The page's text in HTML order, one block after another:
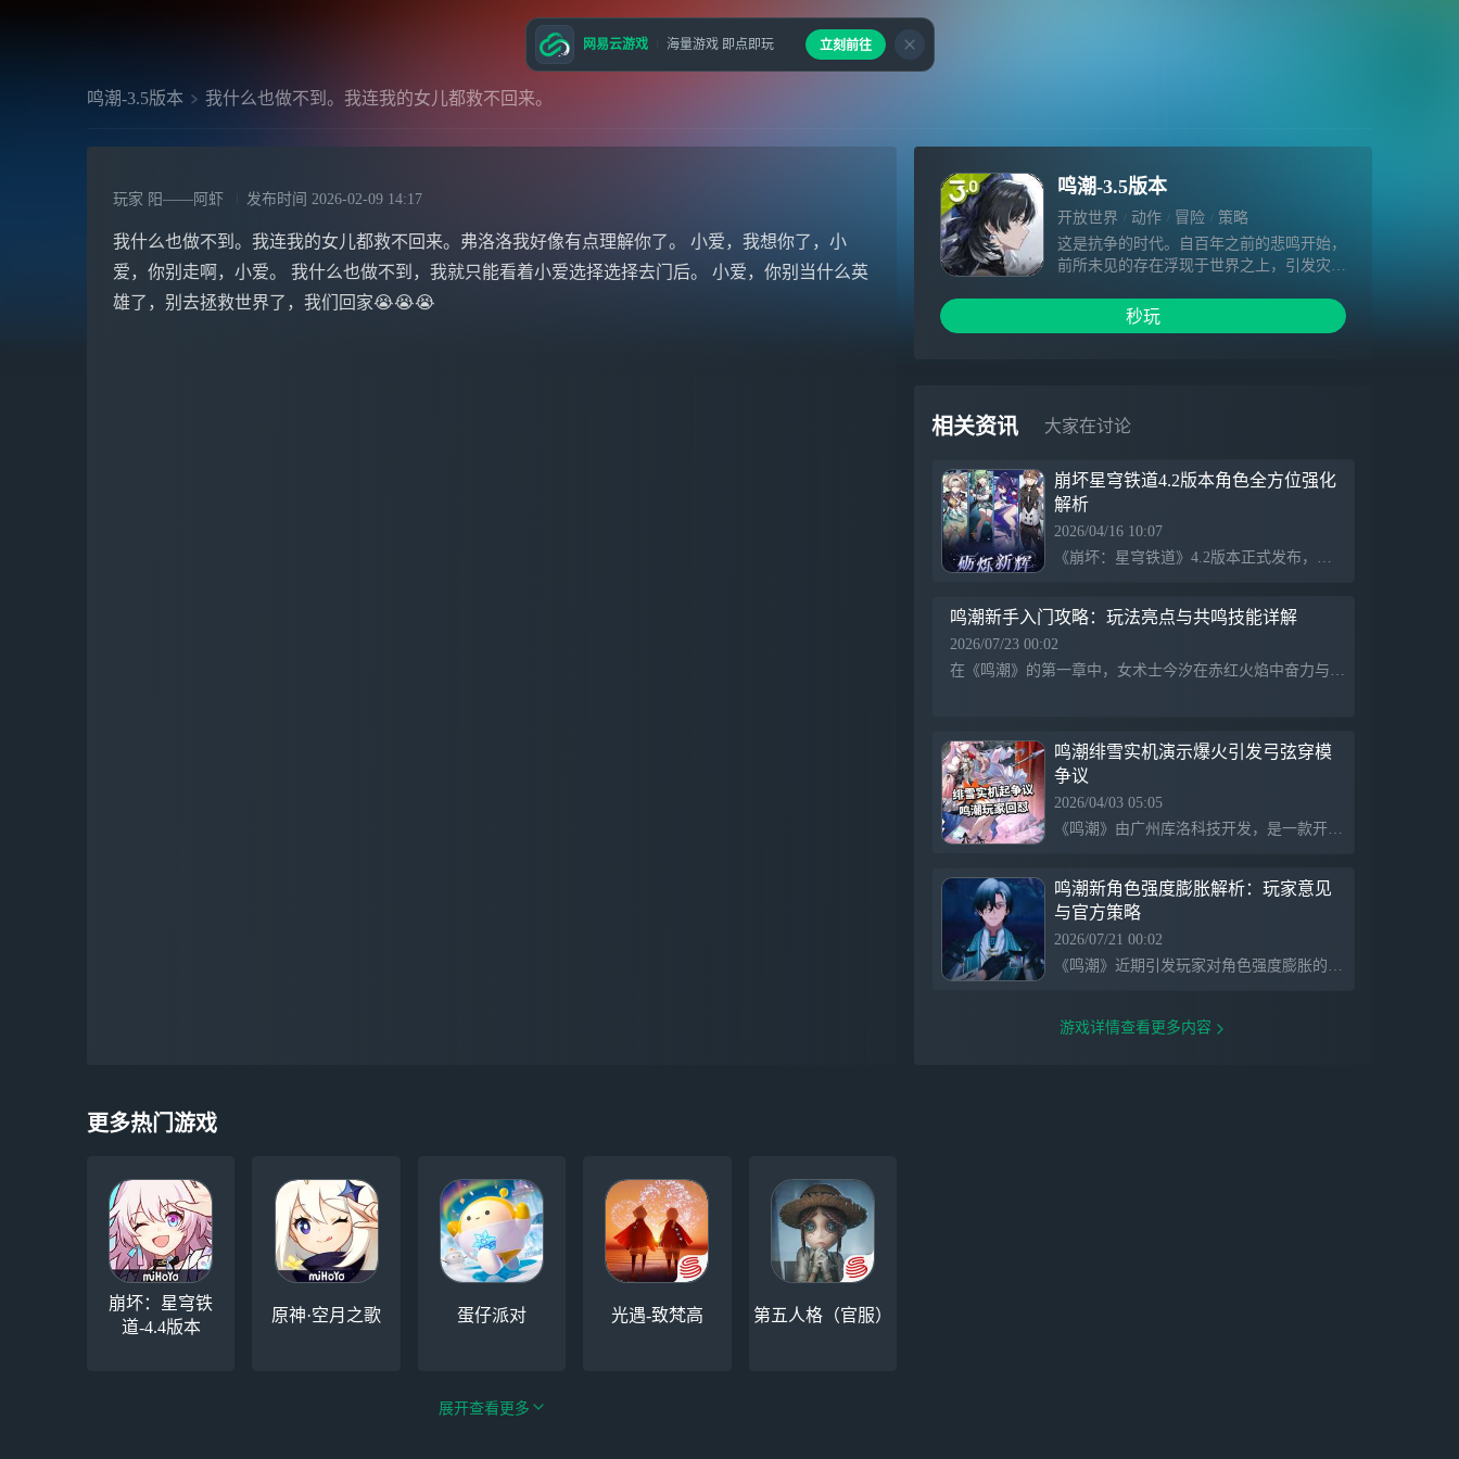
鸣潮-3.5版本 我什么也做不到。我连我的女儿都救不回来。
玩家 阳——阿虾 发布时间 2026-02-09 14:17
我什么也做不到。我连我的女儿都救不回来。弗洛洛我好像有点理解你了。 小爱，我想你了，小
爱，你别走啊，小爱。 我什么也做不到，我就只能看着小爱选择选择去门后。 小爱，你别当什么英
雄了，别去拯救世界了，我们回家😭😭😭
鸣潮-3.5版本
开放世界 动作 冒险
策略
这是抗争的时代。自百年之前的悲鸣开始，
前所未见的存在浮现于世界之上，引发灾难
滑落到毁灭边缘。
这也是建设的时代。从黑暗中活下来的人类
新的城市与工厂，奏响复兴的长歌。
秒玩
相关资讯 大家在讨论
崩坏星穹铁道4.2版本角色全方位强化
解析
2026/04/16 10:07
《崩坏：星穹铁道》4.2版本正式发布，流萤、藿藿、希儿和瓦尔特四位角色全面强化，提升了其机制、输出和辅助能力。流萤的战技优化可为敌人增加火属性弱点，藿藿的辅助技能增强续航能力，希儿在敌方血量低时输出能力提升，瓦尔特的终结技为敌人施加失重debuff。这些更新受到了玩家的热烈欢迎。
鸣潮新手入门攻略：玩法亮点与共鸣技能详解
2026/07/23 00:02
在《鸣潮》的第一章中，女术士今汐在赤红火焰中奋力与残像战斗。她运用技能和共鸣力，迅速击退敌人并消灭危机。经过艰难的战斗，她与同伴长离成功完成无音区挑战，获得奖励，体现了团队合作与勇气的力量。
鸣潮绯雪实机演示爆火引发弓弦穿模
争议
2026/04/03 05:05
《鸣潮》由广州库洛科技开发，是一款开放世界动作游戏。绯雪与达妮娅实机演示引发热议，但因弓弦穿模问题遭部分玩家批评，亦引起玩家反驳，争议围绕技术细节与动作表现的优先级展开。游戏注重视觉效果，对细节包容度较高。
鸣潮新角色强度膨胀解析：玩家意见
与官方策略
2026/07/21 00:02
《鸣潮》近期引发玩家对角色强度膨胀的抱怨，认为新角色过于强大，导致老角色难以上场。然而，有观点认为游戏为玩家提供新角色和资源，是希望玩家体验不断进步。角色变强并不是恶意，而是游戏对玩家的关爱与期望。正如人生中的成长，过往的角色与资源也有其阶段使命，因此不应因角色强度变化而指责游戏。
游戏详情查看更多内容
更多热门游戏
崩坏：星穹铁
道-4.4版本
原神·空月之歌 蛋仔派对 光遇-致梵高 第五人格（官服）
展开查看更多
网易云游戏 海量游戏 即点即玩 立刻前往